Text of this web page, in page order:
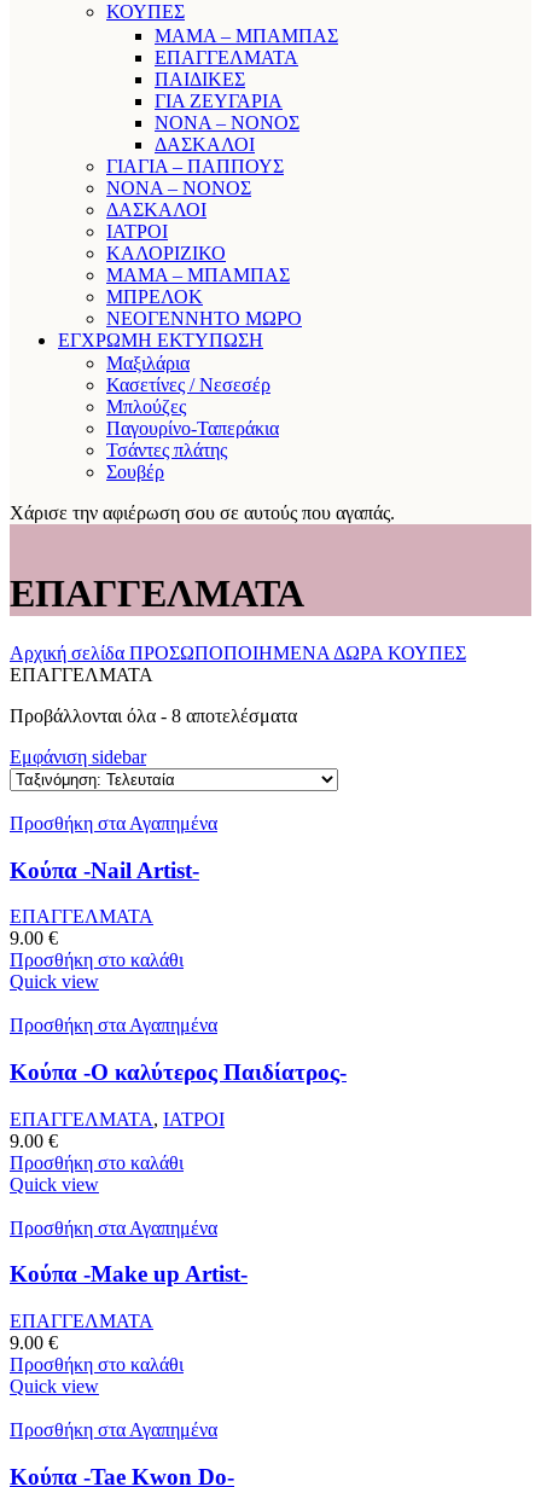
ΚΟΥΠΕΣ
ΜΑΜΑ – ΜΠΑΜΠΑΣ
ΕΠΑΓΓΕΛΜΑΤΑ
ΠΑΙΔΙΚΕΣ
ΓΙΑ ΖΕΥΓΑΡΙΑ
ΝΟΝΑ – ΝΟΝΟΣ
ΔΑΣΚΑΛΟΙ
ΓΙΑΓΙΑ – ΠΑΠΠΟΥΣ
ΝΟΝΑ – ΝΟΝΟΣ
ΔΑΣΚΑΛΟΙ
ΙΑΤΡΟΙ
ΚΑΛΟΡΙΖΙΚΟ
ΜΑΜΑ – ΜΠΑΜΠΑΣ
ΜΠΡΕΛΟΚ
ΝΕΟΓΕΝΝΗΤΟ ΜΩΡΟ
ΕΓΧΡΩΜΗ ΕΚΤΥΠΩΣΗ
Μαξιλάρια
Κασετίνες / Νεσεσέρ
Μπλούζες
Παγουρίνο-Ταπεράκια
Τσάντες πλάτης
Σουβέρ
Χάρισε την αφιέρωση σου σε αυτούς που αγαπάς.
ΕΠΑΓΓΕΛΜΑΤΑ
Αρχική σελίδα ΠΡΟΣΩΠΟΠΟΙΗΜΕΝΑ ΔΩΡΑ ΚΟΥΠΕΣ
ΕΠΑΓΓΕΛΜΑΤΑ
Προβάλλονται όλα - 8 αποτελέσματαSorted
Εμφάνιση sidebar
Προσθήκη στα Αγαπημένα
Κούπα -Nail Artist-
ΕΠΑΓΓΕΛΜΑΤΑ
9.00 €
Προσθήκη στο καλάθι
Quick view
Προσθήκη στα Αγαπημένα
Κούπα -Ο καλύτερος Παιδίατρος-
ΕΠΑΓΓΕΛΜΑΤΑ, ΙΑΤΡΟΙ
9.00 €
Προσθήκη στο καλάθι
Quick view
Προσθήκη στα Αγαπημένα
Κούπα -Make up Artist-
ΕΠΑΓΓΕΛΜΑΤΑ
9.00 €
Προσθήκη στο καλάθι
Quick view
Προσθήκη στα Αγαπημένα
Κούπα -Tae Kwon Do-